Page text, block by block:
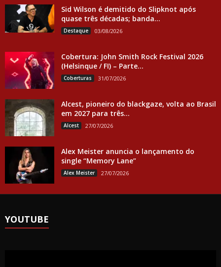
Sid Wilson é demitido do Slipknot após
quase três décadas; banda...
Destaque 03/08/2026
Cobertura: John Smith Rock Festival 2026
(Helsinque / FI) – Parte...
Coberturas 31/07/2026
Alcest, pioneiro do blackgaze, volta ao Brasil
em 2027 para três...
Alcest 27/07/2026
Alex Meister anuncia o lançamento do
single “Memory Lane”
Alex Meister 27/07/2026
YOUTUBE